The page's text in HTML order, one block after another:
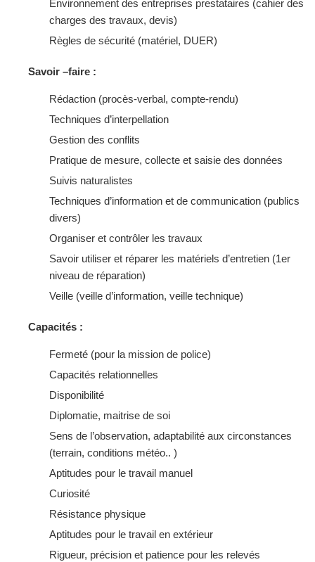
Environnement des entreprises prestataires (cahier des
charges des travaux, devis)
Règles de sécurité (matériel, DUER)
Savoir –faire :
Rédaction (procès-verbal, compte-rendu)
Techniques d’interpellation
Gestion des conflits
Pratique de mesure, collecte et saisie des données
Suivis naturalistes
Techniques d’information et de communication (publics
divers)
Organiser et contrôler les travaux
Savoir utiliser et réparer les matériels d’entretien (1er
niveau de réparation)
Veille (veille d’information, veille technique)
Capacités :
Fermeté (pour la mission de police)
Capacités relationnelles
Disponibilité
Diplomatie, maitrise de soi
Sens de l’observation, adaptabilité aux circonstances
(terrain, conditions météo.. )
Aptitudes pour le travail manuel
Curiosité
Résistance physique
Aptitudes pour le travail en extérieur
Rigueur, précision et patience pour les relevés